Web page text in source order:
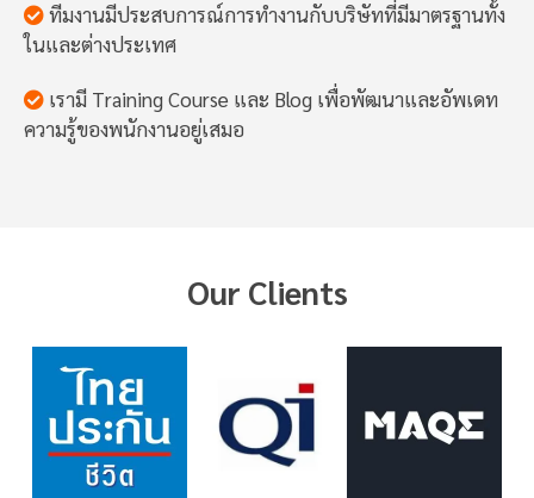
ทีมงานมีประสบการณ์การทำงานกับบริษัทที่มีมาตรฐานทั้ง
ในและต่างประเทศ
เรามี Training Course และ Blog เพื่อพัฒนาและอัพเดท
ความรู้ของพนักงานอยู่เสมอ
Our Clients